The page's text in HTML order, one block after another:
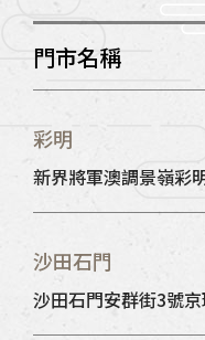
門市名稱
彩明
新界將軍澳調景嶺彩
沙田石門
沙田石門安群街3號